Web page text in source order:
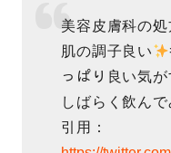
美容皮膚科の
肌の調子良い
っぱり良い気が
しばらく飲んで
引用：